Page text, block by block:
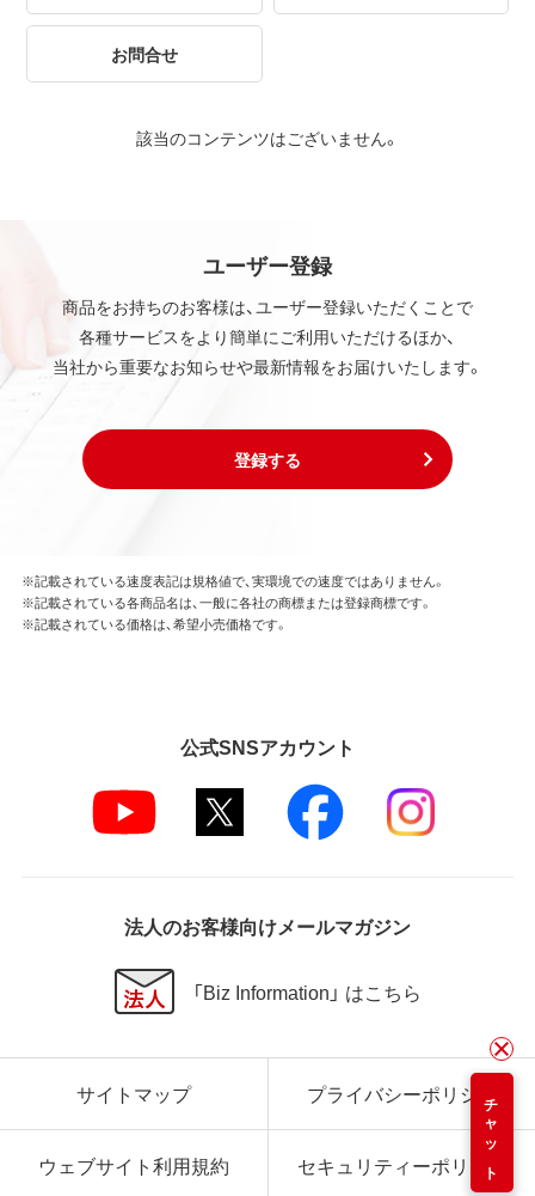
お問合せ
該当のコンテンツはございません。
ユーザー登録
商品をお持ちのお客様は、ユーザー登録いただくことで
各種サービスをより簡単にご利用いただけるほか、
当社から重要なお知らせや最新情報をお届けいたします。
登録する
チャット
※記載されている速度表記は規格値で、実環境での速度ではありません。
※記載されている各商品名は、一般に各社の商標または登録商標です。
※記載されている価格は、希望小売価格です。
公式SNSアカウント
法人のお客様向けメールマガジン
「Biz Information」 はこちら
サイトマップ プライバシーポリシー
ウェブサイト利用規約 セキュリティーポリシー